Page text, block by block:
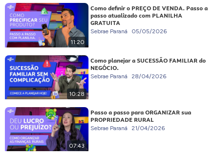
11:20
Como definir o PREÇO DE VENDA. Passo a
passo atualizado com PLANILHA
GRATUITA
Sebrae Paraná 05/05/2026
10:28
Como planejar a SUCESSÃO FAMILIAR do
NEGÓCIO.
Sebrae Paraná 28/04/2026
07:43
Passo a passo para ORGANIZAR sua
PROPRIEDADE RURAL
Sebrae Paraná 21/04/2026